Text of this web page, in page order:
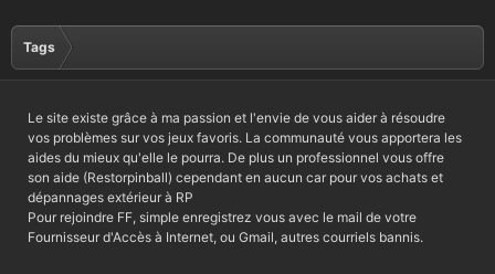
Tags
Le site existe grâce à ma passion et l'envie de vous aider à résoudre
vos problèmes sur vos jeux favoris. La communauté vous apportera les
aides du mieux qu'elle le pourra. De plus un professionnel vous offre
son aide (Restorpinball) cependant en aucun car pour vos achats et
dépannages extérieur à RP
Pour rejoindre FF, simple enregistrez vous avec le mail de votre
Fournisseur d'Accès à Internet, ou Gmail, autres courriels bannis.